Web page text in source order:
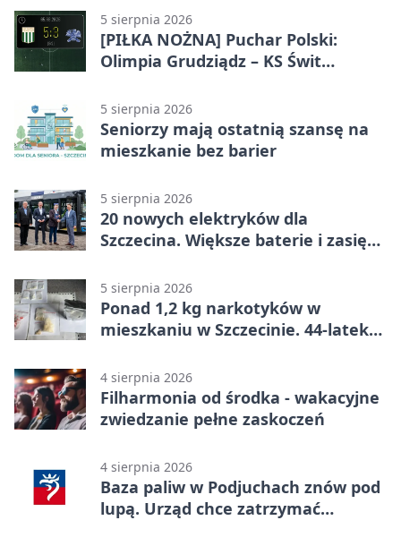
5 sierpnia 2026
[PIŁKA NOŻNA] Puchar Polski:
Olimpia Grudziądz – KS Świt
stracił dwubramkowe prowadzenie
5 sierpnia 2026
Seniorzy mają ostatnią szansę na
mieszkanie bez barier
5 sierpnia 2026
20 nowych elektryków dla
Szczecina. Większe baterie i zasięg
5 sierpnia 2026
Ponad 1,2 kg narkotyków w
mieszkaniu w Szczecinie. 44-latek
4 sierpnia 2026
Filharmonia od środka - wakacyjne
zwiedzanie pełne zaskoczeń
4 sierpnia 2026
Baza paliw w Podjuchach znów pod
lupą. Urząd chce zatrzymać